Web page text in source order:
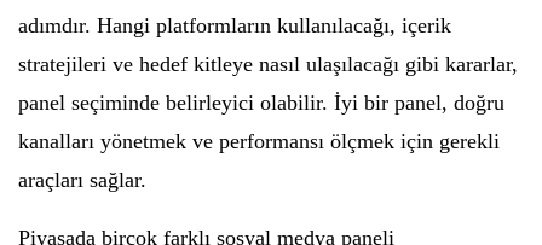
adımdır. Hangi platformların kullanılacağı, içerik
stratejileri ve hedef kitleye nasıl ulaşılacağı gibi kararlar,
panel seçiminde belirleyici olabilir. İyi bir panel, doğru
kanalları yönetmek ve performansı ölçmek için gerekli
araçları sağlar.
Piyasada birçok farklı sosyal medya paneli